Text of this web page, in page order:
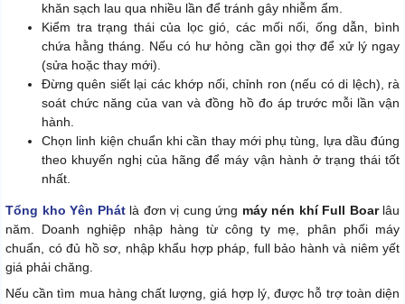
khăn sạch lau qua nhiều lần để tránh gây nhiễm ẩm.
Kiểm tra trạng thái của lọc gió, các mối nối, ống dẫn, bình
chứa hằng tháng. Nếu có hư hỏng cần gọi thợ để xử lý ngay
(sửa hoặc thay mới).
Đừng quên siết lại các khớp nối, chỉnh ron (nếu có di lệch), rà
soát chức năng của van và đồng hồ đo áp trước mỗi lần vận
hành.
Chọn linh kiện chuẩn khi cần thay mới phụ tùng, lựa dầu đúng
theo khuyến nghị của hãng để máy vận hành ở trạng thái tốt
nhất.
Tổng kho Yên Phátlà đơn vị cung ứng máy nén khí Full Boarlâu
năm. Doanh nghiệp nhập hàng từ công ty mẹ, phân phối máy
chuẩn, có đủ hồ sơ, nhập khẩu hợp pháp, full bảo hành và niêm yết
giá phải chăng.
Nếu cần tìm mua hàng chất lượng, giá hợp lý, được hỗ trợ toàn diện